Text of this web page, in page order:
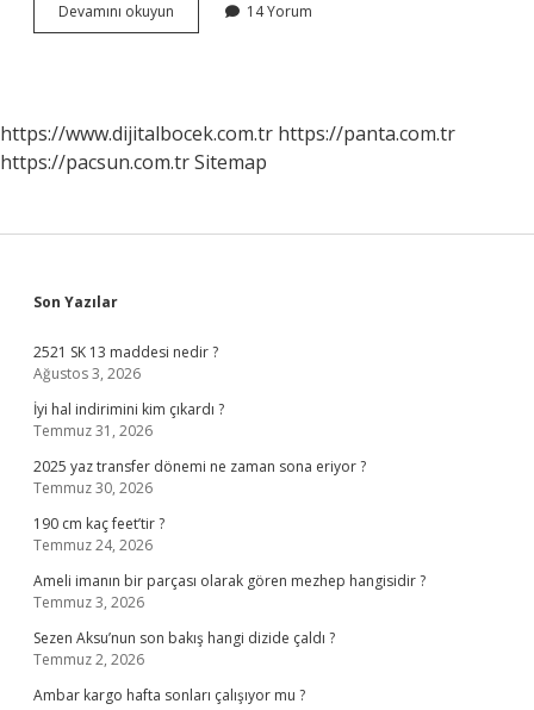
Devamını okuyun
Namaz
14 Yorum
https://www.dijitalbocek.com.tr https://panta.com.tr
https://pacsun.com.trSitemap
Sidebar
Son Yazılar
2521 SK 13 maddesi nedir ?
Ağustos 3, 2026
İyi hal indirimini kim çıkardı ?
Temmuz 31, 2026
2025 yaz transfer dönemi ne zaman sona eriyor ?
Temmuz 30, 2026
190 cm kaç feet’tir ?
Temmuz 24, 2026
Ameli imanın bir parçası olarak gören mezhep hangisidir ?
Temmuz 3, 2026
Sezen Aksu’nun son bakış hangi dizide çaldı ?
Temmuz 2, 2026
Ambar kargo hafta sonları çalışıyor mu ?